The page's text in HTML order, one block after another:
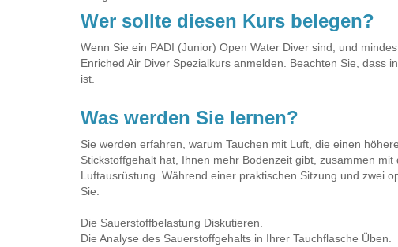
Wer sollte diesen Kurs belegen?
Wenn Sie ein PADI (Junior) Open Water Diver sind, und
Enriched Air Diver Spezialkurs anmelden. Beachten Sie, dass
ist.
Was werden Sie lernen?
Sie werden erfahren, warum Tauchen mit Luft, die einen
Stickstoffgehalt hat, Ihnen mehr Bodenzeit gibt, zusammen
Luftausrüstung. Während einer praktischen Sitzung und zwei
Sie:
Die Sauerstoffbelastung Diskutieren.
Die Analyse des Sauerstoffgehalts in Ihrer Tauchflasche Üben.